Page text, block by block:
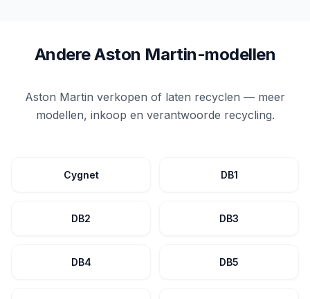
Andere Aston Martin-modellen
Aston Martin verkopen of laten recyclen — meer
modellen, inkoop en verantwoorde recycling.
Cygnet DB1
DB2 DB3
DB4 DB5